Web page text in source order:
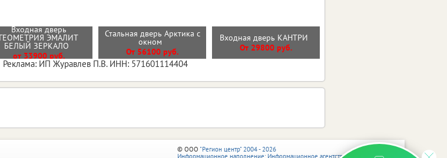
Входная дверь
ГЕОМЕТРИЯ ЭМАЛИТ
БЕЛЫЙ ЗЕРКАЛО
от 33900 руб.
Стальная дверь Арктика с
окном
От 56100 руб.
Входная дверь КАНТРИ
От 29800 руб.
Реклама: ИП Журавлев П.В. ИНН: 571601114404
© ООО "Регион центр" 2004 - 2026
Информационное наполнение: Информационное агентство vRossii.ru